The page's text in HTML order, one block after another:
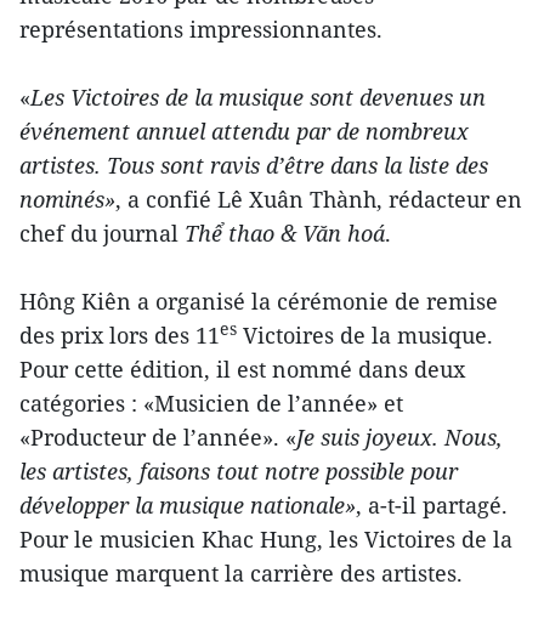
représentations impressionnantes.
«Les Victoires de la musique sont devenues un
événement annuel attendu par de nombreux
artistes. Tous sont ravis d’être dans la liste des
nominés», a confié Lê Xuân Thành, rédacteur en
chef du journal Thể thao & Văn hoá.
Hông Kiên a organisé la cérémonie de remise
des prix lors des 11es Victoires de la musique.
Pour cette édition, il est nommé dans deux
catégories : «Musicien de l’année» et
«Producteur de l’année». «Je suis joyeux. Nous,
les artistes, faisons tout notre possible pour
développer la musique nationale», a-t-il partagé.
Pour le musicien Khac Hung, les Victoires de la
musique marquent la carrière des artistes.